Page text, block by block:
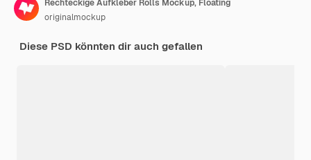
Rechteckige Aufkleber Rolls Mockup, Floating
originalmockup
Diese PSD könnten dir auch gefallen